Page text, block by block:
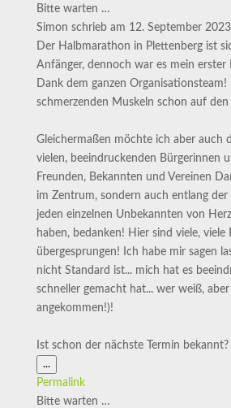
Bitte warten …
Simon schrieb am 12. September 2023
Der Halbmarathon in Plettenberg ist
Anfänger, dennoch war es mein erster
Dank dem ganzen
schmerzenden Muskeln schon auf
Gleichermaßen möchte ich aber auch
vielen, beeindruckenden Bürgerinnen
Freunden, Bekannten und Vereinen
im Zentrum, sondern auch entlang
jeden einzelnen Unbekannten von
haben, bedanken! Hier sind viele, viele
übergesprungen! Ich habe mir sagen
nicht Standard ist... mich hat es
schneller gemacht hat... wer weiß,
angekommen!)!
Ist schon der nächste Termin bekannt?
...Diese
Metabox
Permalink
Bitte warten …